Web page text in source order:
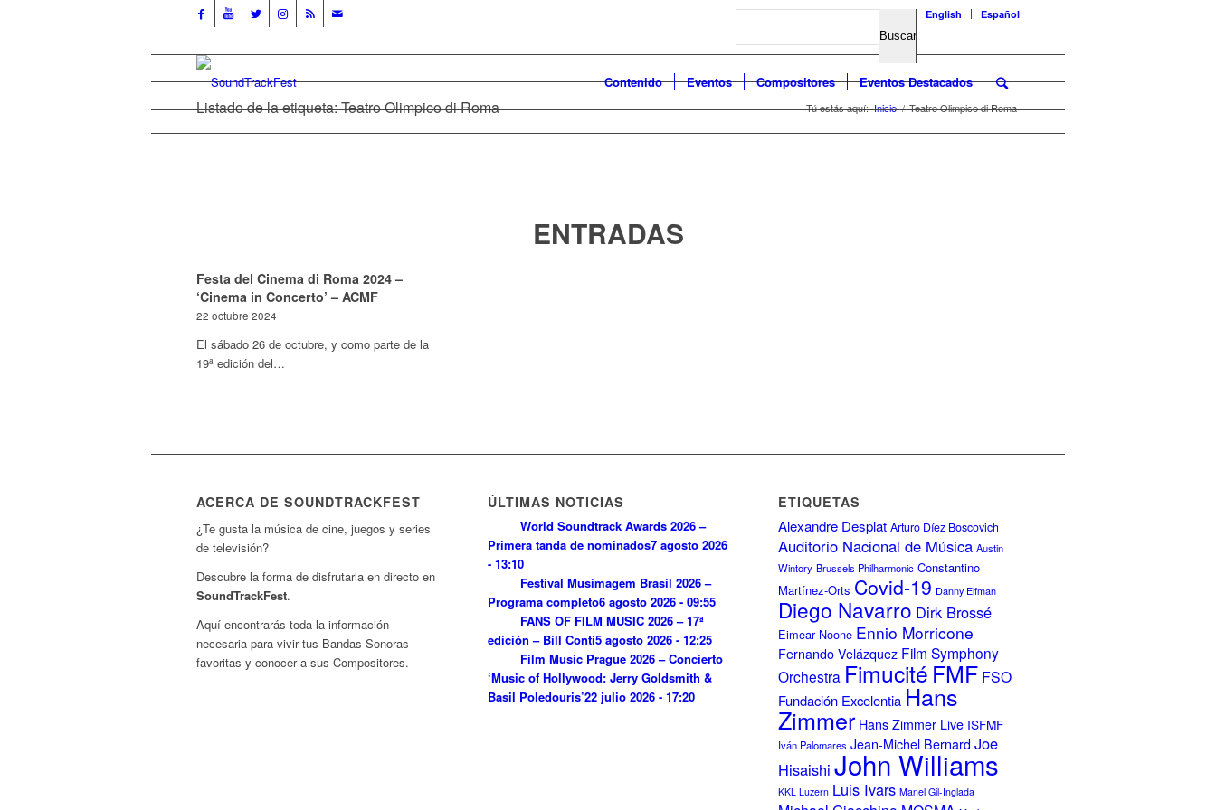
Search English Español
Contenido Eventos Compositores Eventos Destacados
Listado de la etiqueta: Teatro Olimpico di Roma Tú estás aquí: Inicio / Teatro Olimpico di Roma
ENTRADAS
Festa del Cinema di Roma 2024 –
‘Cinema in Concerto’ – ACMF
22 octubre 2024
El sábado 26 de octubre, y como parte de la
19ª edición del…
ACERCA DE SOUNDTRACKFEST
¿Te gusta la música de cine, juegos y series
de televisión?
Descubre la forma de disfrutarla en directo en
SoundTrackFest.
Aquí encontrarás toda la información
necesaria para vivir tus Bandas Sonoras
favoritas y conocer a sus Compositores.
ÚLTIMAS NOTICIAS
World Soundtrack Awards 2026 –
Primera tanda de nominados7 agosto 2026
- 13:10
Festival Musimagem Brasil 2026 –
Programa completo6 agosto 2026 - 09:55
FANS OF FILM MUSIC 2026 – 17ª
edición – Bill Conti5 agosto 2026 - 12:25
Film Music Prague 2026 – Concierto
‘Music of Hollywood: Jerry Goldsmith &
Basil Poledouris’22 julio 2026 - 17:20
ETIQUETAS
Alexandre Desplat Arturo Díez Boscovich
Auditorio Nacional de Música Austin
Wintory Brussels Philharmonic Constantino
Martínez-Orts Covid-19 Danny Elfman
Diego Navarro Dirk Brossé
Eimear Noone Ennio Morricone
Fernando Velázquez Film Symphony
Orchestra Fimucité FMF FSO
Fundación Excelentia Hans
Zimmer Hans Zimmer Live ISFMF
Iván Palomares Jean-Michel Bernard Joe
Hisaishi John Williams
KKL Luzern Luis Ivars Manel Gil-Inglada